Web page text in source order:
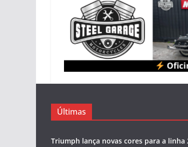
Últimas
Triumph lança novas cores para a linha